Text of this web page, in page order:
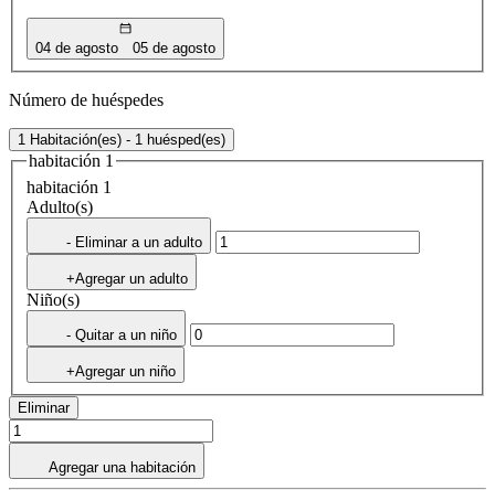
04 de agosto 05 de agosto
Número de huéspedes
1 Habitación(es) - 1 huésped(es)
habitación 1
habitación 1
Adulto(s)
- Eliminar a un adulto
+Agregar un adulto
Niño(s)
- Quitar a un niño
+Agregar un niño
Eliminar
Agregar una habitación